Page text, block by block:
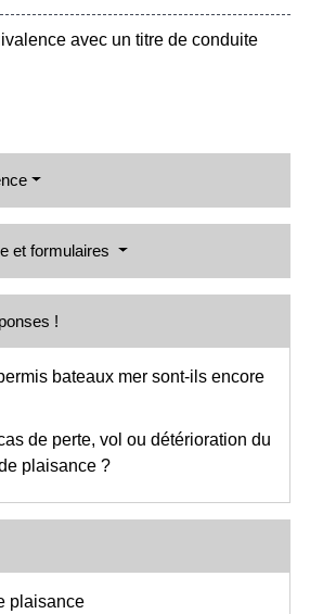
avec un titre de conduite
et formulaires
!
bateaux mer sont-ils encore
de perte, vol ou détérioration du
plaisance ?
plaisance